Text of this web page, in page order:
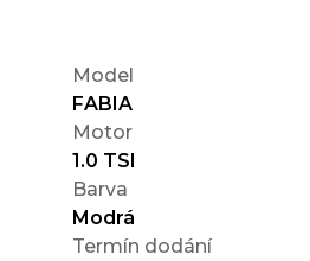
Model
FABIA
Motor
1.0 TSI
Barva
Modrá
Termín dodání